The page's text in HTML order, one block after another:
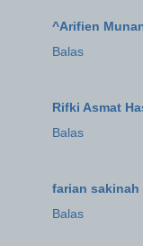
^Arifien
Balas
Rifki Asmat
Balas
farian sakinah
Balas